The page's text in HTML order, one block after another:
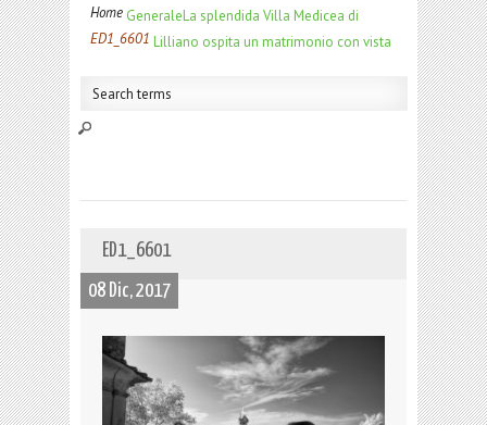
Home GeneraleLa splendida Villa Medicea di
Lilliano ospita un matrimonio con vista
ED1_6601
ED1_6601
08 Dic, 2017